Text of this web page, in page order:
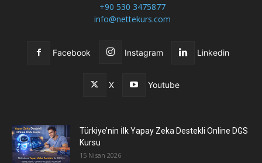
+90 530 3475877
info@nettekurs.com
Facebook Instagram Linkedin
X Youtube
Türkiye’nin İlk Yapay Zeka Destekli Online DGS
Kursu
15 Nisan 2026